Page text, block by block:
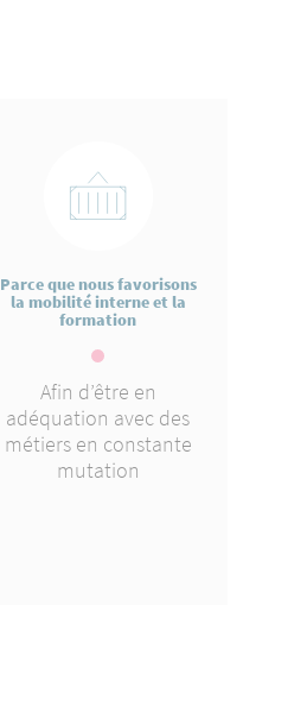
Parce que nous favorisons
la mobilité interne et la
formation
Afin d’être en
adéquation avec des
métiers en constante
mutation